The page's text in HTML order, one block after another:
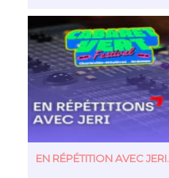
EN SAVOIR PLUS
EN RÉPÉTITION AVEC JERI.